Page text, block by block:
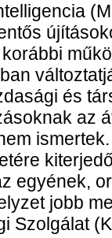
és
az
egyének,
jobb
Szolgálat